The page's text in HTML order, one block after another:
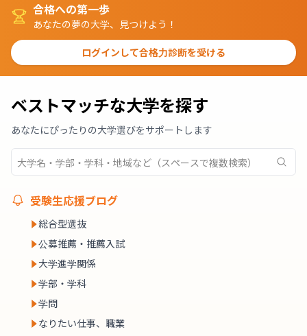
合格への第一歩
あなたの夢の大学、見つけよう！
ログインして合格力診断を受ける
ベストマッチな大学を探す
あなたにぴったりの大学選びをサポートします
受験生応援ブログ
総合型選抜
公募推薦・推薦入試
大学進学関係
学部・学科
学問
なりたい仕事、職業